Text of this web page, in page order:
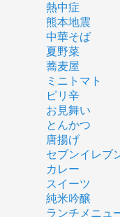
熱中症
熊本地震
中華そば
夏野菜
蕎麦屋
ミニトマト
ピリ辛
お見舞い
とんかつ
唐揚げ
セブンイレブ
カレー
スイーツ
純米吟醸
ランチメニュ